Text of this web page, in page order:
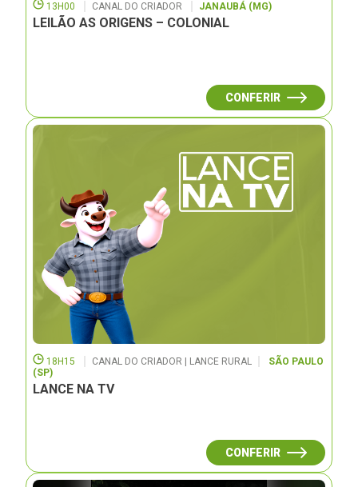
13H00 CANAL DO CRIADOR JANAUBÁ (MG)
LEILÃO AS ORIGENS – COLONIAL
CONFERIR
18H15 CANAL DO CRIADOR | LANCE RURAL
SÃO PAULO
(SP)
LANCE NA TV
CONFERIR